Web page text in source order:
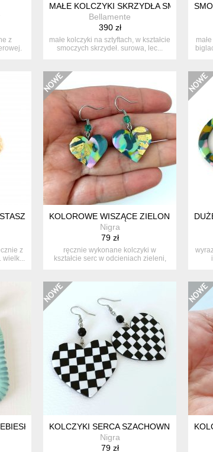
z
MAŁE KOLCZYKI SKRZYDŁA SMOCZE ZE
Bellamente
390 zł
małe kolczyki na sztyftach, w kształcie
smoczych skrzydeł. surowa, lec...
z
KOLOROWE WISZĄCE ZIELONE
Nigra
79 zł
ręcznie wykonane kolczyki w
kształcie serc w odcieniach zieleni,
KOTYKOLCZYKI SERCA SZACHOWNICE
Nigra
79 zł